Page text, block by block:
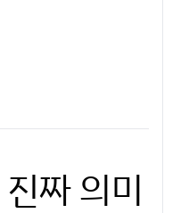
짜 의미